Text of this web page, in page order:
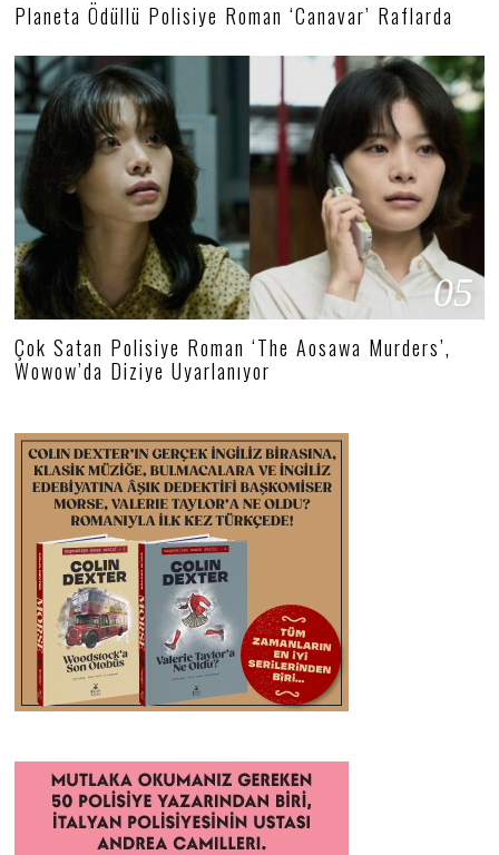
Planeta Ödüllü Polisiye Roman ‘Canavar’ Raflarda
05
Çok Satan Polisiye Roman ‘The Aosawa Murders’,
Wowow’da Diziye Uyarlanıyor